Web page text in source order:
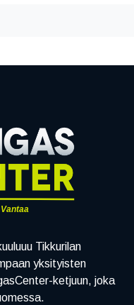
Tikkurilan
yksityisten
ketjuun, joka